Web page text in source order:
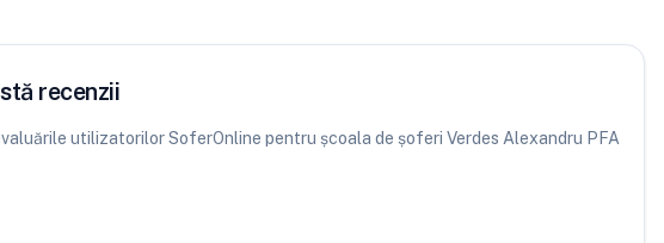
recenzii
utilizatorilor SoferOnline pentru școala de șoferi Verdes Alexandru PFA